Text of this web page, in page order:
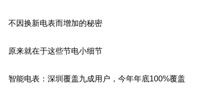
不因换新电表而增加的秘密
原来就在于这些节电小细节
智能电表：深圳覆盖九成用户，今年年底100%覆盖